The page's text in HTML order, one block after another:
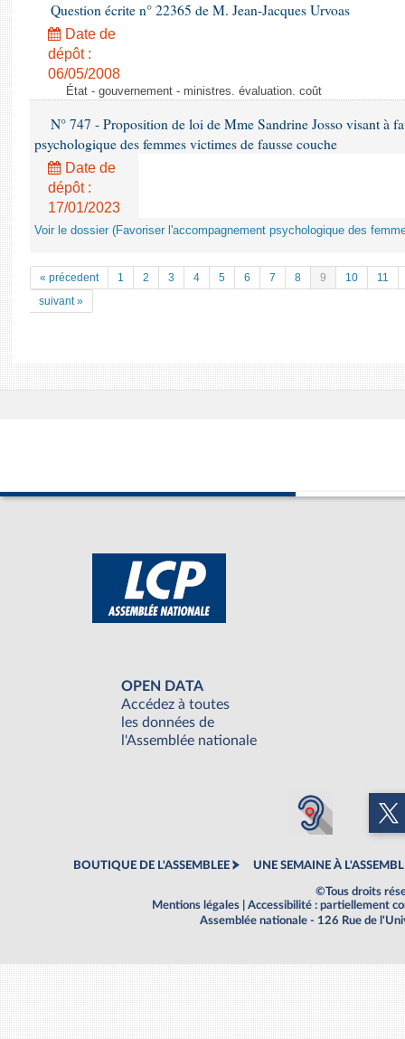
Question écrite n° 22365 de M. Jean-Jacques Urvoas
Date de
dépôt :
06/05/2008
État - gouvernement - ministres. évaluation. coût
N° 747 - Proposition de loi de Mme Sandrine Josso visant à
psychologique des femmes victimes de fausse couche
Date de
dépôt :
17/01/2023
Voir le dossier (Favoriser l'accompagnement psychologique des
« précedent 1 2 3 4 5 6 7 8 9 10
11
suivant »
OPEN DATA
Accédez à toutes
les données de
l'Assemblée nationale
BOUTIQUE DE L'ASSEMBLEE UNE SEMAINE À
©Tous droits
Mentions légales
Accessibilité : partiellement
Assemblée nationale - 126 Rue de